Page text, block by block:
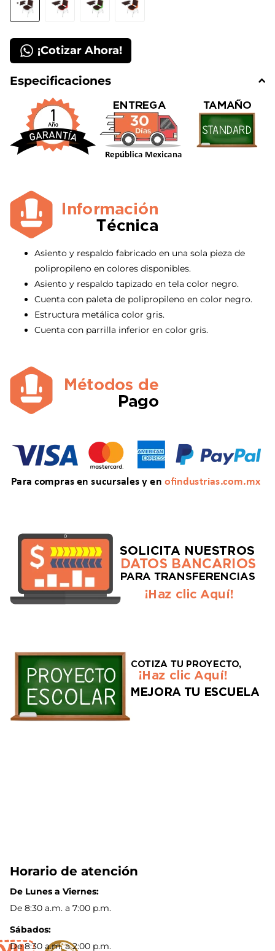
¡Cotizar Ahora!
Especificaciones
Asiento y respaldo fabricado en una sola pieza de
polipropileno en colores disponibles.
Asiento y respaldo tapizado en tela color negro.
Cuenta con paleta de polipropileno en color negro.
Estructura metálica color gris.
Cuenta con parrilla inferior en color gris.
Horario de atención
De Lunes a Viernes:
De 8:30 a.m. a 7:00 p.m.
Sábados:
De 8:30 a.m. a 2:00 p.m.